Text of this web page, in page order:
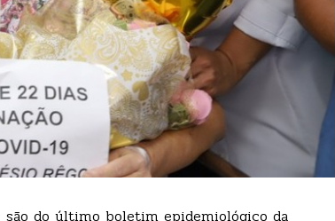
são do último boletim epidemiológico da